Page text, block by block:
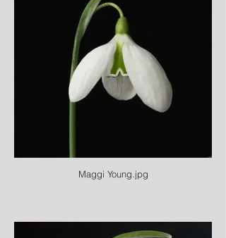
Maggi Young.jpg